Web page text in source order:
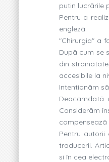
putin lucrãrile
Pentru a
englezã.
"Chirurgia" a
Dupã cum se
din
accesibile la
Intentionãm
Deocamdatã
Considerãm
compenseazã
Pentru
traducerii.
si în cea